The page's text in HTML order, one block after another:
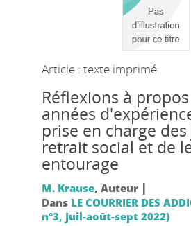
Article : texte imprimé
Réflexions à
années
prise en charge
retrait social et de
entourage
M. Krause, Auteur |
Dans LE COURRIER DES
n°3, Juil-août-sept 2022)